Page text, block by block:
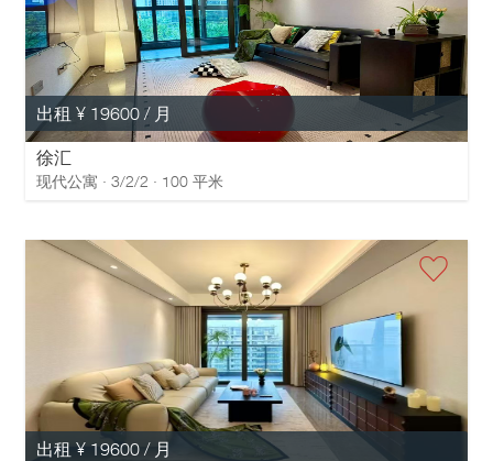
出租 ¥ 19600 / 月
徐汇
现代公寓 · 3/2/2 · 100 平米
出租 ¥ 19600 / 月